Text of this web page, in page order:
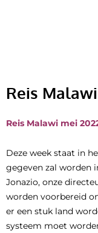
Reis
Reis Malawi mei
Deze week staat in
gegeven zal worden
Jonazio, onze
worden voorbereid
er een stuk land
systeem moet